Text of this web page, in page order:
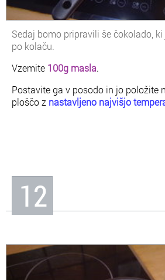
Sedaj bomo pripravili še čokolado,
po kolaču.
Vzemite 100g masla.
Postavite ga v posodo in jo položite
ploščo z nastavljeno najvišjo
12